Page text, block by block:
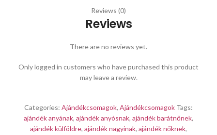
Reviews (0)
Reviews
There are no reviews yet.
Only logged in customers who have purchased this product
may leave a review.
Categories: Ajándékcsomagok, Ajándékcsomagok Tags:
ajándék anyának, ajándék anyósnak, ajándék barátnőnek,
ajándék külföldre, ajándék nagyinak, ajándék nőknek,